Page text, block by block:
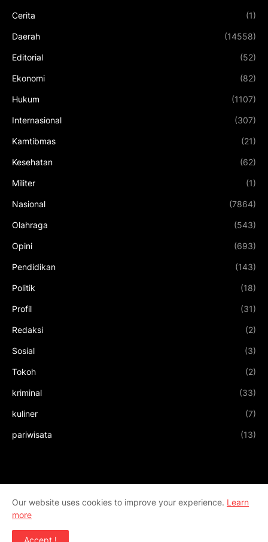
Cerita (1)
Daerah (14558)
Editorial (52)
Ekonomi (82)
Hukum (1107)
Internasional (307)
Kamtibmas (21)
Kesehatan (62)
Militer (1)
Nasional (7864)
Olahraga (543)
Opini (693)
Pendidikan (143)
Politik (18)
Profil (31)
Redaksi (2)
Sosial (3)
Tokoh (2)
kriminal (33)
kuliner (7)
pariwisata (13)
Our website uses cookies to improve your experience. Learn
more
Accept !